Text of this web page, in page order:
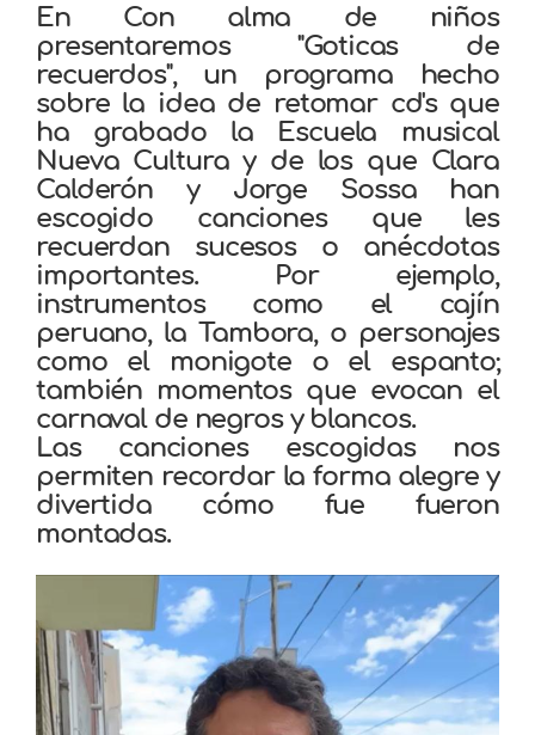
En Con alma de niños
presentaremos "Goticas de
recuerdos", un programa hecho
sobre la idea de retomar cd's que
ha grabado la Escuela musical
Nueva Cultura y de los que Clara
Calderón y Jorge Sossa han
escogido canciones que les
recuerdan sucesos o anécdotas
importantes. Por ejemplo,
instrumentos como el cajín
peruano, la Tambora, o personajes
como el monigote o el espanto;
también momentos que evocan el
carnaval de negros y blancos.
Las canciones escogidas nos
permiten recordar la forma alegre y
divertida cómo fue fueron
montadas.